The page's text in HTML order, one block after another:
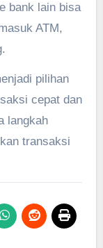
bank lain bisa
ATM,
pilihan
cepat dan
langkah
transaksi